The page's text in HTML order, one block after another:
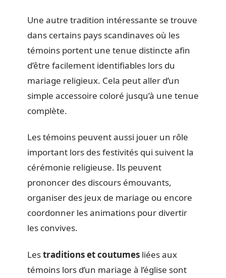
Une autre tradition intéressante se trouve
dans certains pays scandinaves où les
témoins portent une tenue distincte afin
d’être facilement identifiables lors du
mariage religieux. Cela peut aller d’un
simple accessoire coloré jusqu’à une tenue
complète.
Les témoins peuvent aussi jouer un rôle
important lors des festivités qui suivent la
cérémonie religieuse. Ils peuvent
prononcer des discours émouvants,
organiser des jeux de mariage ou encore
coordonner les animations pour divertir
les convives.
Lestraditions et coutumes liées aux
témoins lors d’un mariage à l’église sont